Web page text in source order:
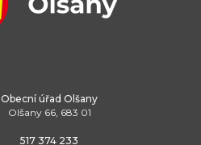
Obecní úřad Olšany
Olšany 66, 683 01
517 374 233